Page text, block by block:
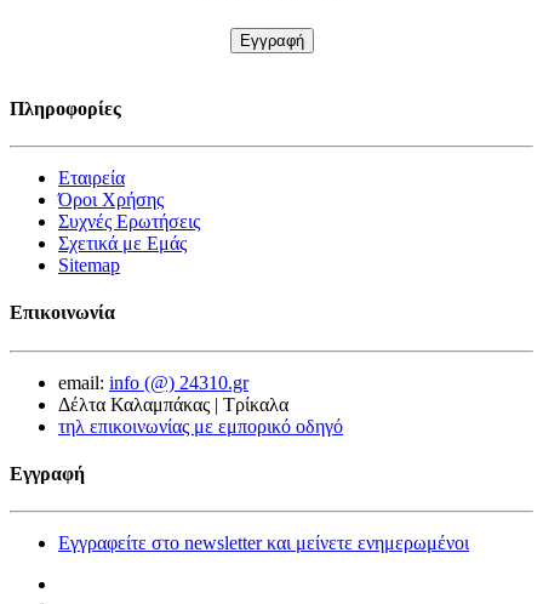
Πληροφορίες
Εταιρεία
Όροι Χρήσης
Συχνές Ερωτήσεις
Σχετικά με Εμάς
Sitemap
Επικοινωνία
email: info (@) 24310.gr
Δέλτα Καλαμπάκας | Τρίκαλα
τηλ επικοινωνίας με εμπορικό οδηγό
Εγγραφή
Εγγραφείτε στο newsletter και μείνετε ενημερωμένοι